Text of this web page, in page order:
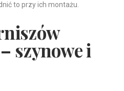
to przy ich montażu.
szynowe i